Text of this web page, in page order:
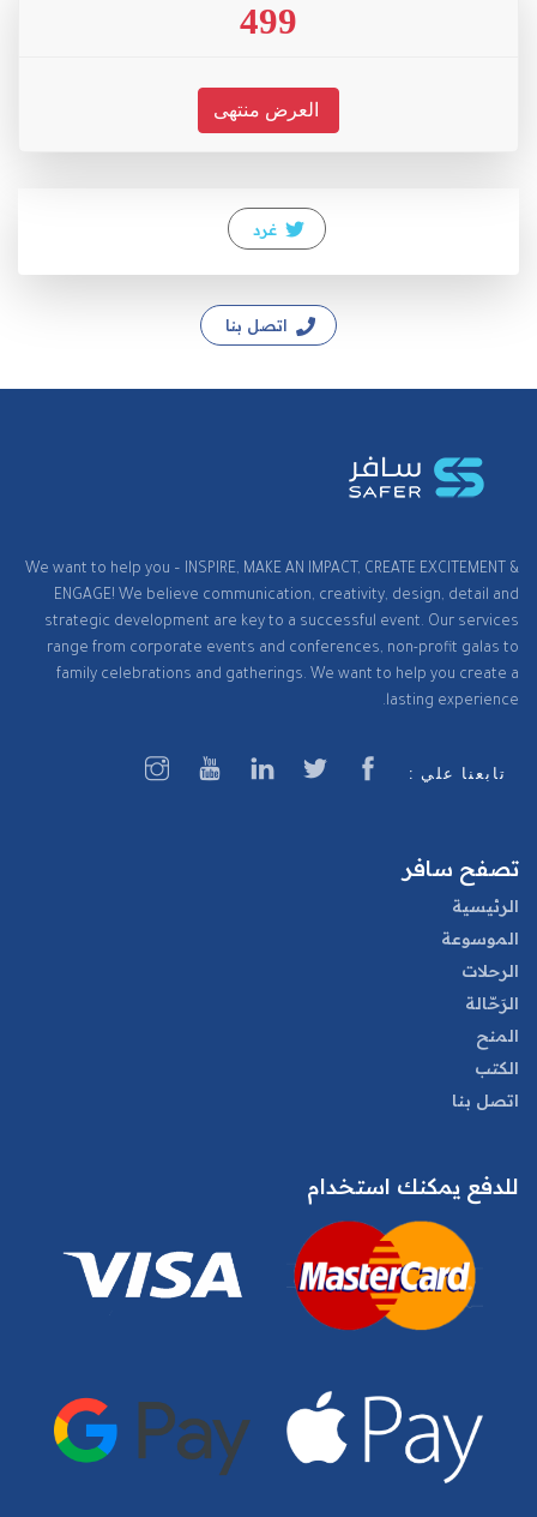
499
العرض منتهى
غرد
اتصل بنا
We want to help you – INSPIRE, MAKE AN IMPACT, CREATE EXCITEMENT &
ENGAGE! We believe communication, creativity, design, detail and
strategic development are key to a successful event. Our services
range from corporate events and conferences, non-profit galas to
family celebrations and gatherings. We want to help you create a
lasting experience.
تابعنا علي :
تصفح سافر
الرئيسية
الموسوعة
الرحلات
الرَحّالة
المنح
الكتب
اتصل بنا
للدفع يمكنك استخدام